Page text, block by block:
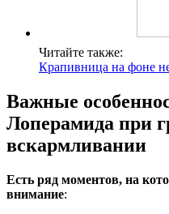
Читайте также:
Крапивница на фоне
Важные
Лоперамида при
вскармливании
Есть ряд моментов, на
внимание: